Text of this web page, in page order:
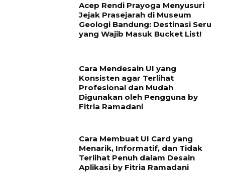
Acep Rendi Prayoga Menyusuri
Jejak Prasejarah di Museum
Geologi Bandung: Destinasi Seru
yang Wajib Masuk Bucket List!
Cara Mendesain UI yang
Konsisten agar Terlihat
Profesional dan Mudah
Digunakan oleh Pengguna by
Fitria Ramadani
Cara Membuat UI Card yang
Menarik, Informatif, dan Tidak
Terlihat Penuh dalam Desain
Aplikasi by Fitria Ramadani